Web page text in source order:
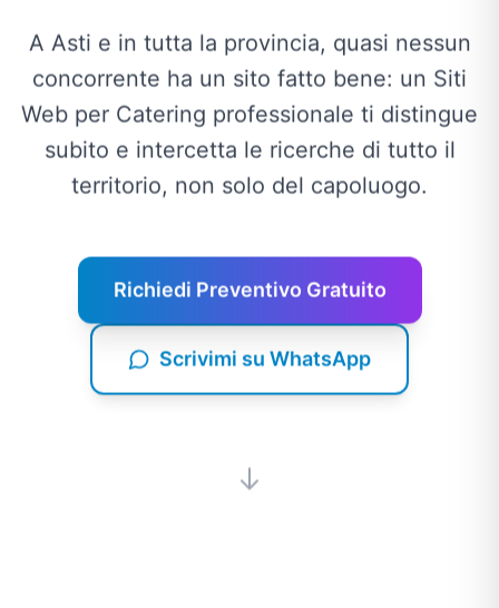
A Asti e in tutta la provincia, quasi nessun
concorrente ha un sito fatto bene: un Siti
Web per Catering professionale ti distingue
subito e intercetta le ricerche di tutto il
territorio, non solo del capoluogo.
Richiedi Preventivo Gratuito
Scrivimi su WhatsApp